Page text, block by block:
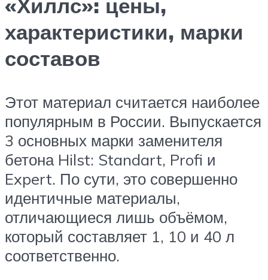
«Хиллс»: цены,
характеристики, марки
составов
Этот материал считается наиболее
популярным в России. Выпускается
3 основных марки заменителя
бетона Hilst: Standart, Profi и
Expert. По сути, это совершенно
идентичные материалы,
отличающиеся лишь объёмом,
который составляет 1, 10 и 40 л
соответственно.